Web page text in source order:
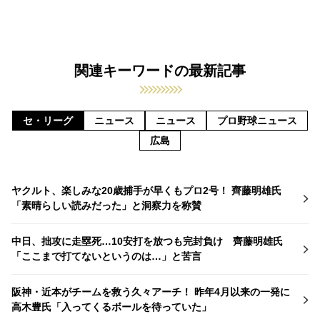
関連キーワードの最新記事
セ・リーグ ニュース ニュース
プロ野球ニュース
広島
ヤクルト、楽しみな20歳捕手が早くもプロ2号！ 齊藤明雄氏
「素晴らしい読みだった」と洞察力を称賛
中日、拙攻に走塁死…10安打を放つも完封負け 齊藤明雄氏
「ここまで打てないというのは…」と苦言
阪神・近本がチームを救う久々アーチ！ 昨年4月以来の一発に
高木豊氏「入ってくるボールを待っていた」